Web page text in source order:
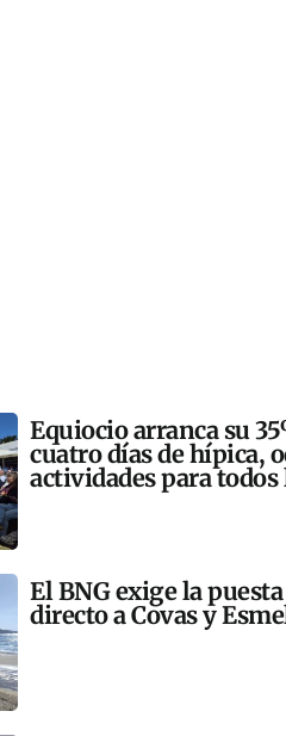
Equiocio arranca su
cuatro días de hípica,
actividades para
El BNG exige la
directo a Covas y